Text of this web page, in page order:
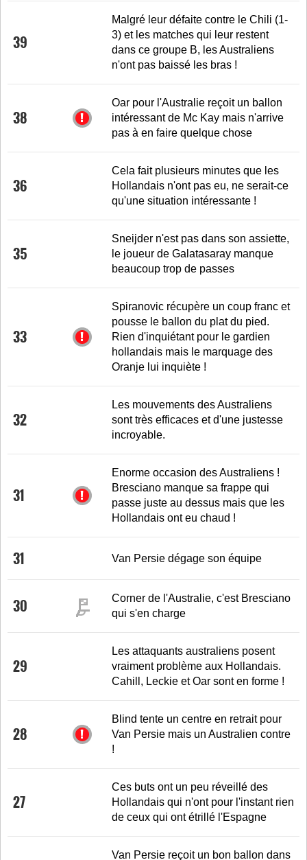
39
Malgré leur défaite contre le Chili (1-
3) et les matches qui leur restent
dans ce groupe B, les Australiens
n'ont pas baissé les bras !
38
Oar pour l'Australie reçoit un ballon
intéressant de Mc Kay mais n'arrive
pas à en faire quelque chose
36
Cela fait plusieurs minutes que les
Hollandais n'ont pas eu, ne serait-ce
qu'une situation intéressante !
35
Sneijder n'est pas dans son assiette,
le joueur de Galatasaray manque
beaucoup trop de passes
33
Spiranovic récupère un coup franc et
pousse le ballon du plat du pied.
Rien d'inquiétant pour le gardien
hollandais mais le marquage des
Oranje lui inquiète !
32
Les mouvements des Australiens
sont très efficaces et d'une justesse
incroyable.
31
Enorme occasion des Australiens !
Bresciano manque sa frappe qui
passe juste au dessus mais que les
Hollandais ont eu chaud !
31 Van Persie dégage son équipe
30
Corner de l'Australie, c'est Bresciano
qui s'en charge
29
Les attaquants australiens posent
vraiment problème aux Hollandais.
Cahill, Leckie et Oar sont en forme !
28
Blind tente un centre en retrait pour
Van Persie mais un Australien contre
!
27
Ces buts ont un peu réveillé des
Hollandais qui n'ont pour l'instant rien
de ceux qui ont étrillé l'Espagne
Van Persie reçoit un bon ballon dans